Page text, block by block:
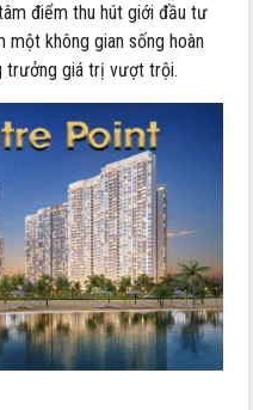
điểm thu hút giới đầu tư
một không gian sống hoàn
trưởng giá trị vượt trội.